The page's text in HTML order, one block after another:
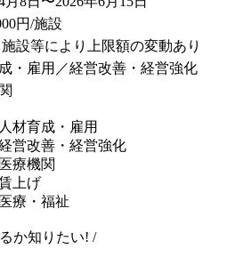
円/施設
設等により上限額の変動あり
・雇用／経営改善・経営強化
材育成・雇用
営改善・経営強化
療機関
上げ
療・福祉
か知りたい! /